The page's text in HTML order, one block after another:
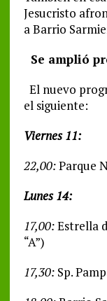
Jesucristo
a Barrio
Se amplió
El nuevo
el siguiente:
Viernes 11:
22,00:Parque
Lunes 14:
17,00:Estrella
“A”)
17,30:Sp.